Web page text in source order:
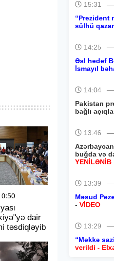
dair
təsdiqləyib
15:31
“Prezident
sülhü
14:25
Əsl hədəf
İsmayıl
14:04
Pakistan
bağlı
13:46
buğda və
YENİLƏNİB
13:39
Məsud
- VİDEO
13:29
“Məkkə
verildi -